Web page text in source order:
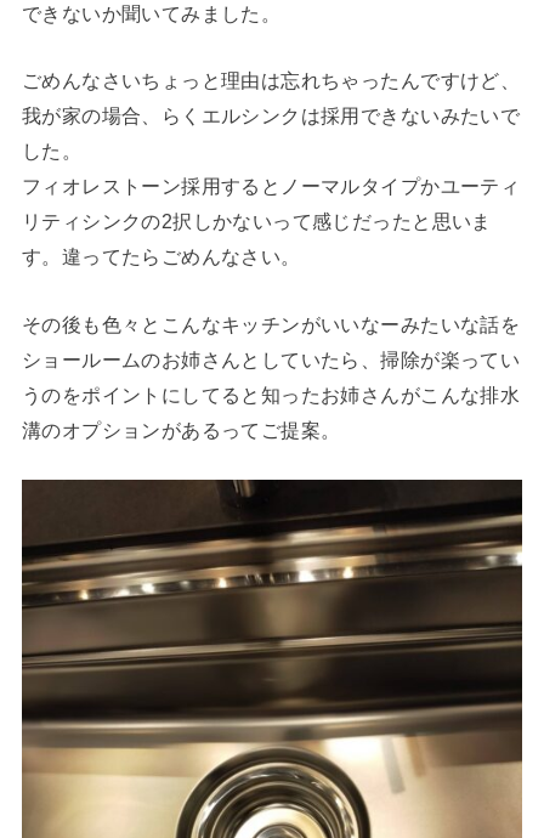
できないか聞いてみました。
ごめんなさいちょっと理由は忘れちゃったんですけど、
我が家の場合、らくエルシンクは採用できないみたいで
した。
フィオレストーン採用するとノーマルタイプかユーティ
リティシンクの2択しかないって感じだったと思いま
す。違ってたらごめんなさい。
その後も色々とこんなキッチンがいいなーみたいな話を
ショールームのお姉さんとしていたら、掃除が楽ってい
うのをポイントにしてると知ったお姉さんがこんな排水
溝のオプションがあるってご提案。